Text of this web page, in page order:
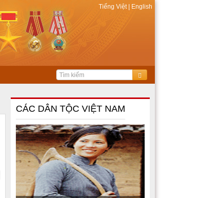
Tiếng Việt English
CÁC DÂN TỘC VIỆT NAM